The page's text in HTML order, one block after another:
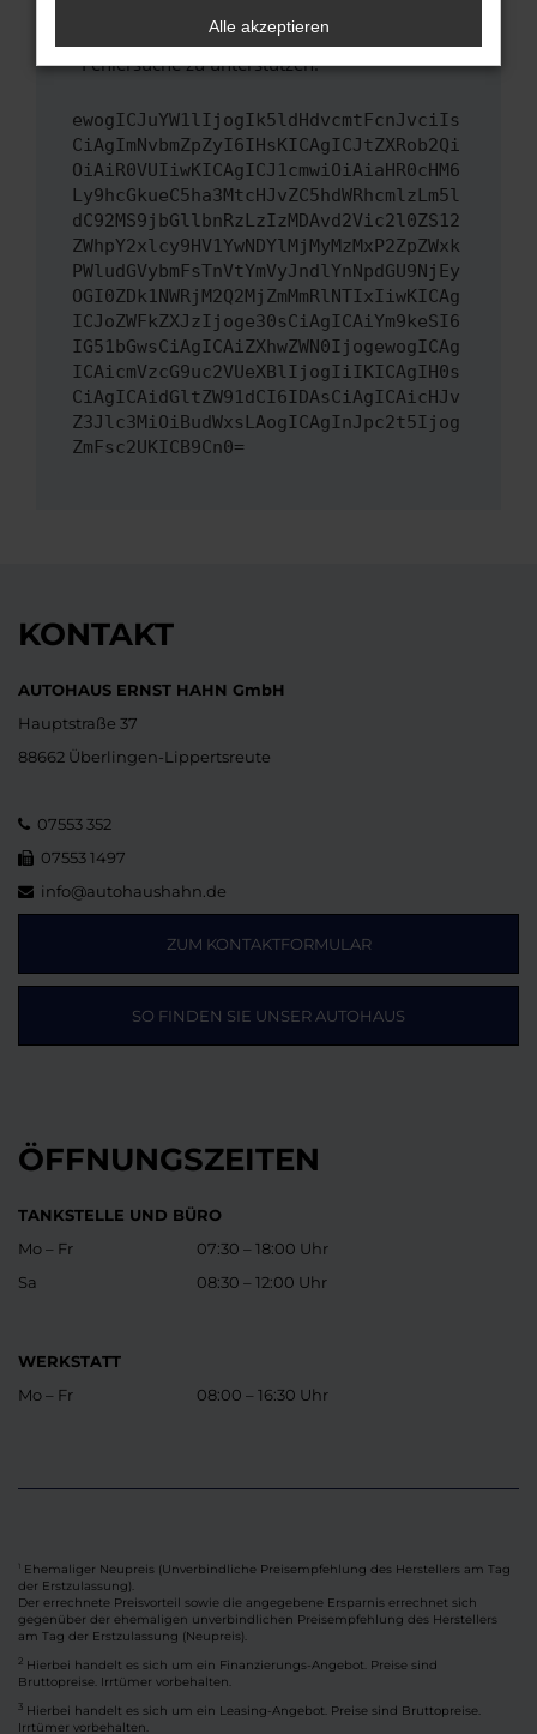
uns diesen Text schicken, um uns bei der
Fehlersuche zu unterstützen:
ewogICJuYW1lIjogIk5ldHdvcmtFcnJvciIs
CiAgImNvbmZpZyI6IHsKICAgICJtZXRob2Qi
OiAiR0VUIiwKICAgICJ1cmwiOiAiaHR0cHM6
Ly9hcGkueC5ha3MtcHJvZC5hdWRhcmlzLm5l
dC92MS9jbGllbnRzLzIzMDAvd2Vic2l0ZS12
ZWhpY2xlcy9HV1YwNDYlMjMyMzMxP2ZpZWxk
PWludGVybmFsTnVtYmVyJndlYnNpdGU9NjEy
OGI0ZDk1NWRjM2Q2MjZmMmRlNTIxIiwKICAg
ICJoZWFkZXJzIjoge30sCiAgICAiYm9keSI6
IG51bGwsCiAgICAiZXhwZWN0IjogewogICAg
ICAicmVzcG9uc2VUeXBlIjogIiIKICAgIH0s
CiAgICAidGltZW91dCI6IDAsCiAgICAicHJv
Z3Jlc3MiOiBudWxsLAogICAgInJpc2t5Ijog
ZmFsc2UKICB9Cn0=
KONTAKT
AUTOHAUS ERNST HAHN GmbH
Hauptstraße 37
88662 Überlingen-Lippertsreute
07553 352
07553 1497
info@autohaushahn.de
ZUM KONTAKTFORMULAR
SO FINDEN SIE UNSER AUTOHAUS
ÖFFNUNGSZEITEN
TANKSTELLE UND BÜRO
Mo – Fr
Sa
07:30 – 18:00 Uhr
08:30 – 12:00 Uhr
WERKSTATT
Mo – Fr
08:00 – 16:30 Uhr
Ehemaliger Neupreis (Unverbindliche Preisempfehlung des Herstellers am Tag
der Erstzulassung).
Der errechnete Preisvorteil sowie die angegebene Ersparnis errechnet sich
gegenüber der ehemaligen unverbindlichen Preisempfehlung des Herstellers
am Tag der Erstzulassung (Neupreis).
2 Hierbei handelt es sich um ein Finanzierungs-Angebot. Preise sind
Bruttopreise. Irrtümer vorbehalten.
3 Hierbei handelt es sich um ein Leasing-Angebot. Preise sind Bruttopreise.
Irrtümer vorbehalten.
Alle akzeptieren